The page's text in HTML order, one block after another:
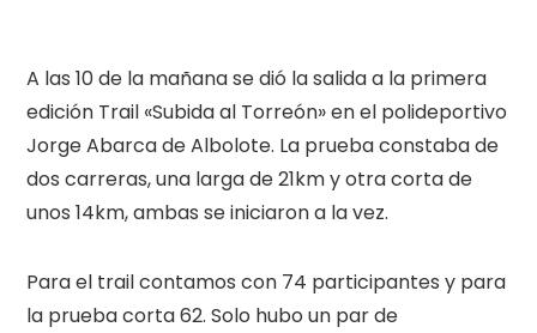
A las 10 de la mañana se dió la salida a la primera
edición Trail «Subida al Torreón» en el polideportivo
Jorge Abarca de Albolote. La prueba constaba de
dos carreras, una larga de 21km y otra corta de
unos 14km, ambas se iniciaron a la vez.
Para el trail contamos con 74 participantes y para
la prueba corta 62. Solo hubo un par de